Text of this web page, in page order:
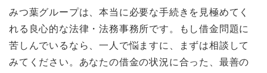
みつ葉グループは、本当に必要な手続きを見極めてく
れる良心的な法律・法務事務所です。もし借金問題に
苦しんでいるなら、一人で悩ますに、まずは相談して
みてください。あなたの借金の状況に合った、最善の